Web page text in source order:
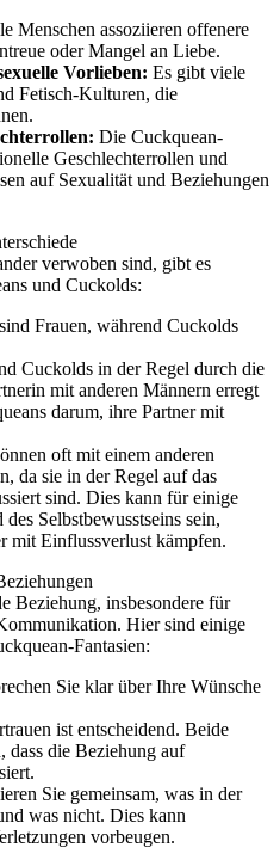
Menschen assoziieren offenere
oder Mangel an Liebe.
Vorlieben: Es gibt viele
Fetisch-Kulturen, die
Die Cuckquean-
Geschlechterrollen und
auf Sexualität und Beziehungen
verwoben sind, gibt es
und Cuckolds:
Frauen, während Cuckolds
Cuckolds in der Regel durch die
mit anderen Männern erregt
darum, ihre Partner mit
oft mit einem anderen
da sie in der Regel auf das
sind. Dies kann für einige
Selbstbewusstseins sein,
mit Einflussverlust kämpfen.
Beziehung, insbesondere für
Hier sind einige
Fantasien:
Sie klar über Ihre Wünsche
ist entscheidend. Beide
dass die Beziehung auf
Sie gemeinsam, was in der
was nicht. Dies kann
vorbeugen.